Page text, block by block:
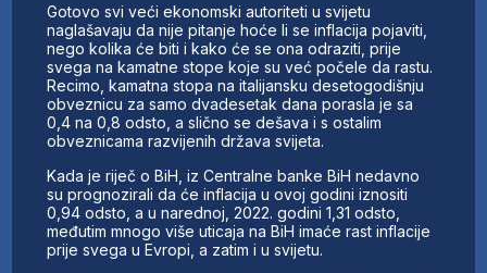
Gotovo svi veći ekonomski autoriteti u svijetu
naglašavaju da nije pitanje hoće li se inflacija pojaviti,
nego kolika će biti i kako će se ona odraziti, prije
svega na kamatne stope koje su već počele da rastu.
Recimo, kamatna stopa na italijansku desetogodišnju
obveznicu za samo dvadesetak dana porasla je sa
0,4 na 0,8 odsto, a slično se dešava i s ostalim
obveznicama razvijenih država svijeta.
Kada je riječ o BiH, iz Centralne banke BiH nedavno
su prognozirali da će inflacija u ovoj godini iznositi
0,94 odsto, a u narednoj, 2022. godini 1,31 odsto,
međutim mnogo više uticaja na BiH imaće rast inflacije
prije svega u Evropi, a zatim i u svijetu.